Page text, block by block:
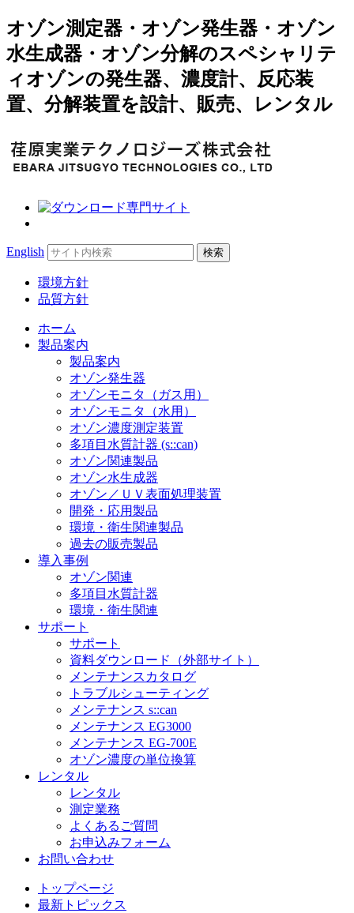
オゾン測定器・オゾン発生器・オゾン
水生成器・オゾン分解のスペシャリテ
ィオゾンの発生器、濃度計、反応装
置、分解装置を設計、販売、レンタル
English Search
for:
環境方針
品質方針
ホーム
製品案内
製品案内
オゾン発生器
オゾンモニタ（ガス用）
オゾンモニタ（水用）
オゾン濃度測定装置
多項目水質計器 (s::can)
オゾン関連製品
オゾン水生成器
オゾン／ＵＶ表面処理装置
開発・応用製品
環境・衛生関連製品
過去の販売製品
導入事例
オゾン関連
多項目水質計器
環境・衛生関連
サポート
サポート
資料ダウンロード（外部サイト）
メンテナンスカタログ
トラブルシューティング
メンテナンス s::can
メンテナンス EG3000
メンテナンス EG-700E
オゾン濃度の単位換算
レンタル
レンタル
測定業務
よくあるご質問
お申込みフォーム
お問い合わせ
トップページ
最新トピックス